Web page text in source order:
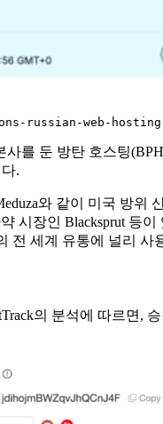
russian-web-
사를 둔 방탄 호스팅
.
와 같이 미국 방
시장인 Blacksprut 등
전 세계 유통에 널리
의 분석에 따르면,